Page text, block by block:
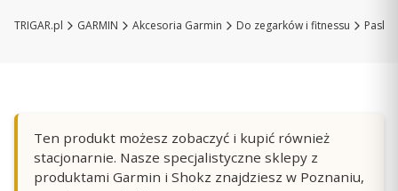
TRIGAR.pl GARMIN Akcesoria Garmin Do zegarków i fitnessu Paski
Ten produkt możesz zobaczyć i kupić również
stacjonarnie. Nasze specjalistyczne sklepy z
produktami Garmin i Shokz znajdziesz w Poznaniu,